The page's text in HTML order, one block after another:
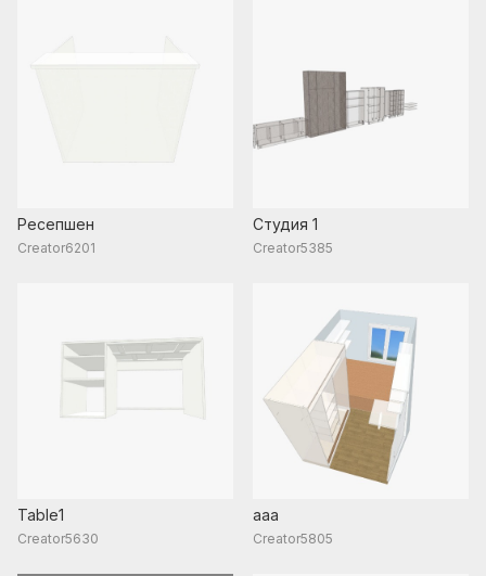
Ресепшен
Creator6201
Студия 1
Creator5385
Table1
Creator5630
aaa
Creator5805